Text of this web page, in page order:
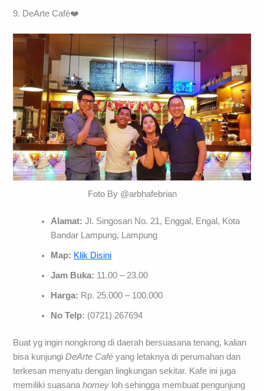
9. DeArte Café❤️
Foto By @arbhafebrian
Alamat: Jl. Singosari No. 21, Enggal, Engal, Kota
Bandar Lampung, Lampung
Map: Klik Disini
Jam Buka: 11.00 – 23.00
Harga: Rp. 25.000 – 100.000
No Telp: (0721) 267694
Buat yg ingin nongkrong di daerah bersuasana tenang, kalian
bisa kunjungiDeArte Café yang letaknya di perumahan dan
terkesan menyatu dengan lingkungan sekitar. Kafe ini juga
memiliki suasanahomey loh sehingga membuat pengunjung